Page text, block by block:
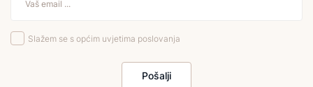
Slažem se s općim uvjetima poslovanja
Pošalji